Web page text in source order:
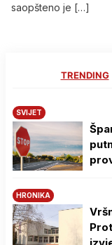
saopšteno je […]
TRENDING
SVIJET
HRONIKA